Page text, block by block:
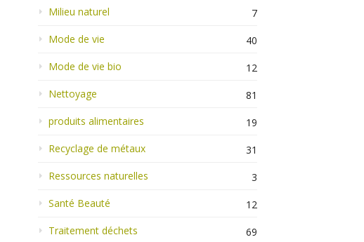
Milieu naturel
7
Mode de vie
40
Mode de vie bio
12
Nettoyage
81
produits alimentaires
19
Recyclage de métaux
31
Ressources naturelles
3
Santé Beauté
12
Traitement déchets
69